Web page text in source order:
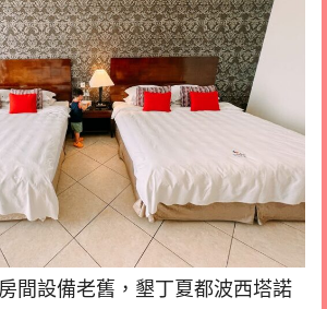
間設備老舊，墾丁夏都波西塔諾